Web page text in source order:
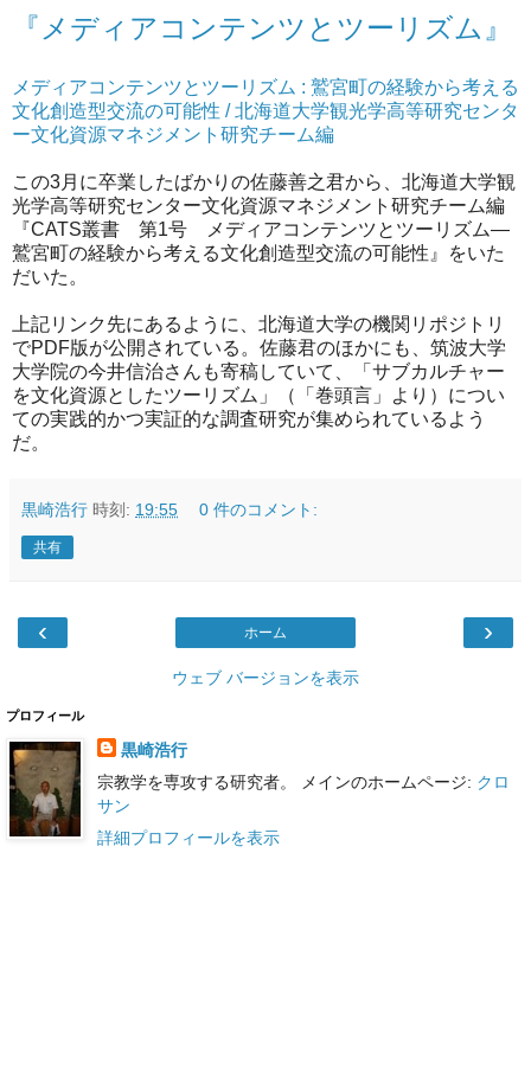
『メディアコンテンツとツーリズム』
メディアコンテンツとツーリズム : 鷲宮町の経験から考える
文化創造型交流の可能性 / 北海道大学観光学高等研究センタ
ー文化資源マネジメント研究チーム編
この3月に卒業したばかりの佐藤善之君から、北海道大学観
光学高等研究センター文化資源マネジメント研究チーム編
『CATS叢書 第1号 メディアコンテンツとツーリズム―
鷲宮町の経験から考える文化創造型交流の可能性』をいた
だいた。
上記リンク先にあるように、北海道大学の機関リポジトリ
でPDF版が公開されている。佐藤君のほかにも、筑波大学
大学院の今井信治さんも寄稿していて、「サブカルチャー
を文化資源としたツーリズム」（「巻頭言」より）につい
ての実践的かつ実証的な調査研究が集められているよう
だ。
黒崎浩行 時刻: 19:55 0 件のコメント:
共有
‹ ›
ホーム
ウェブ バージョンを表示
プロフィール
黒崎浩行
宗教学を専攻する研究者。 メインのホームページ: クロ
サン
詳細プロフィールを表示